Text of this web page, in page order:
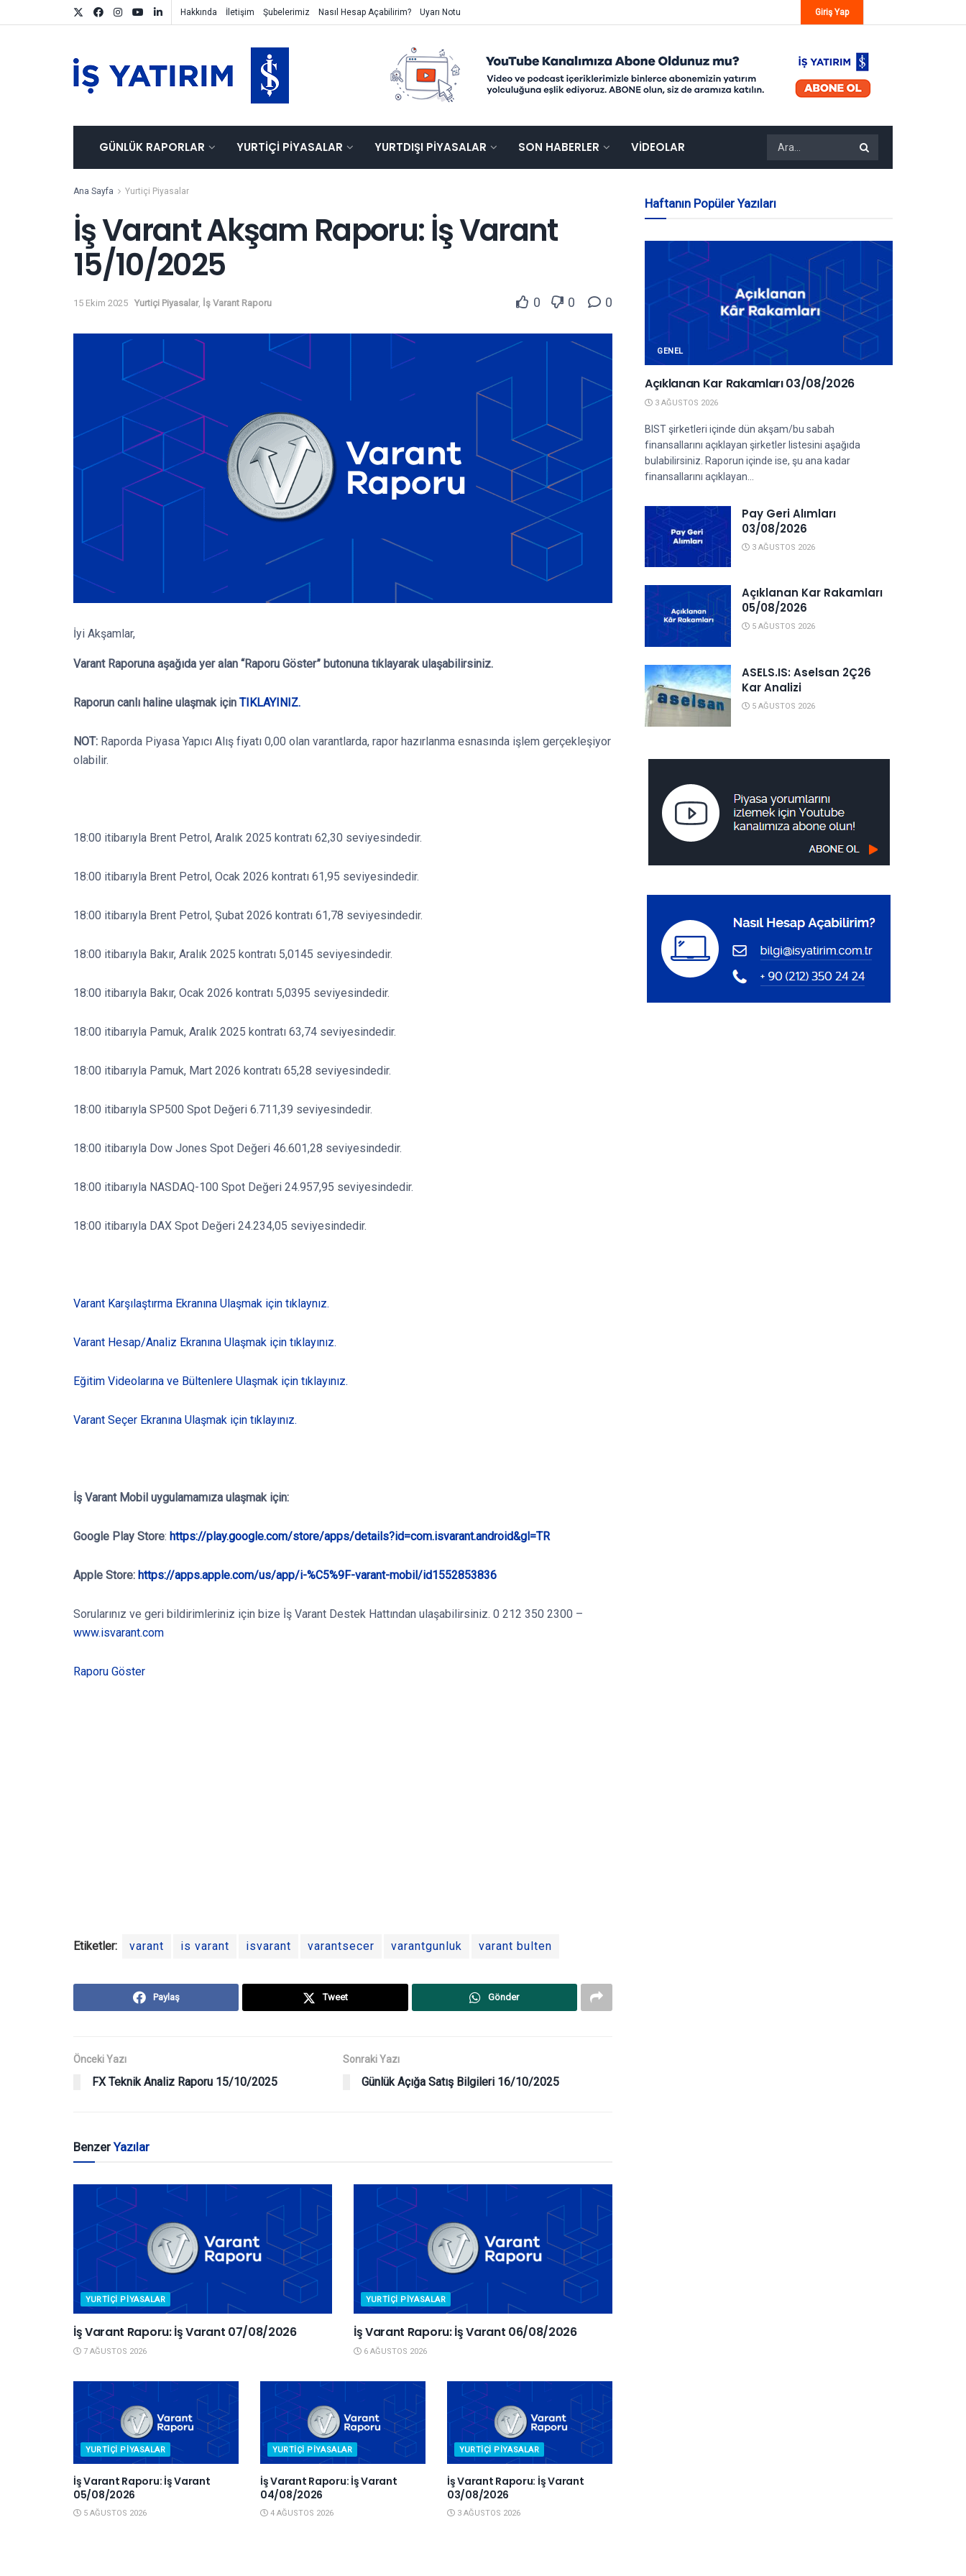
Hakkında İletişim Şubelerimiz Nasıl Hesap Açabilirim? Uyarı Notu Giriş Yap
GÜNLÜK RAPORLAR YURTIÇI PIYASALAR YURTDIŞI PIYASALAR SON HABERLER VIDEOLAR
Ana Sayfa Yurtiçi Piyasalar
İş Varant Akşam Raporu: İş Varant
15/10/2025
15 Ekim 2025 Yurtiçi Piyasalar, İş Varant Raporu 0 0 0
İyi Akşamlar,
Varant Raporuna aşağıda yer alan “Raporu Göster” butonuna tıklayarak ulaşabilirsiniz.
Raporun canlı haline ulaşmak için TIKLAYINIZ.
NOT: Raporda Piyasa Yapıcı Alış fiyatı 0,00 olan varantlarda, rapor hazırlanma esnasında işlem gerçekleşiyor
olabilir.
18:00 itibarıyla Brent Petrol, Aralık 2025 kontratı 62,30 seviyesindedir.
18:00 itibarıyla Brent Petrol, Ocak 2026 kontratı 61,95 seviyesindedir.
18:00 itibarıyla Brent Petrol, Şubat 2026 kontratı 61,78 seviyesindedir.
18:00 itibarıyla Bakır, Aralık 2025 kontratı 5,0145 seviyesindedir.
18:00 itibarıyla Bakır, Ocak 2026 kontratı 5,0395 seviyesindedir.
18:00 itibarıyla Pamuk, Aralık 2025 kontratı 63,74 seviyesindedir.
18:00 itibarıyla Pamuk, Mart 2026 kontratı 65,28 seviyesindedir.
18:00 itibarıyla SP500 Spot Değeri 6.711,39 seviyesindedir.
18:00 itibarıyla Dow Jones Spot Değeri 46.601,28 seviyesindedir.
18:00 itibarıyla NASDAQ-100 Spot Değeri 24.957,95 seviyesindedir.
18:00 itibarıyla DAX Spot Değeri 24.234,05 seviyesindedir.
Varant Karşılaştırma Ekranına Ulaşmak için tıklaynız.
Varant Hesap/Analiz Ekranına Ulaşmak için tıklayınız.
Eğitim Videolarına ve Bültenlere Ulaşmak için tıklayınız.
Varant Seçer Ekranına Ulaşmak için tıklayınız.
İş Varant Mobil uygulamamıza ulaşmak için:
Google Play Store: https://play.google.com/store/apps/details?id=com.isvarant.android&gl=TR
Apple Store: https://apps.apple.com/us/app/i-%C5%9F-varant-mobil/id1552853836
Sorularınız ve geri bildirimleriniz için bize İş Varant Destek Hattından ulaşabilirsiniz. 0 212 350 2300 –
www.isvarant.com
Raporu Göster
Etiketler: varant is varant isvarant varantsecer varantgunluk varant bulten
Paylaş Tweet Gönder
Önceki Yazı
FX Teknik Analiz Raporu 15/10/2025
Sonraki Yazı
Günlük Açığa Satış Bilgileri 16/10/2025
BenzerYazılar
YURTIÇI PIYASALAR
İş Varant Raporu: İş Varant 07/08/2026
7 AĞUSTOS 2026
YURTIÇI PIYASALAR
İş Varant Raporu: İş Varant 06/08/2026
6 AĞUSTOS 2026
YURTIÇI PIYASALAR
İş Varant Raporu: İş Varant
05/08/2026
5 AĞUSTOS 2026
YURTIÇI PIYASALAR
İş Varant Raporu: İş Varant
04/08/2026
4 AĞUSTOS 2026
YURTIÇI PIYASALAR
İş Varant Raporu: İş Varant
03/08/2026
3 AĞUSTOS 2026
Haftanın Popüler Yazıları
GENEL
Açıklanan Kar Rakamları 03/08/2026
3 AĞUSTOS 2026
BIST şirketleri içinde dün akşam/bu sabah
finansallarını açıklayan şirketler listesini aşağıda
bulabilirsiniz. Raporun içinde ise, şu ana kadar
finansallarını açıklayan...
Pay Geri Alımları
03/08/2026
3 AĞUSTOS 2026
Açıklanan Kar Rakamları
05/08/2026
5 AĞUSTOS 2026
ASELS.IS: Aselsan 2Ç26
Kar Analizi
5 AĞUSTOS 2026